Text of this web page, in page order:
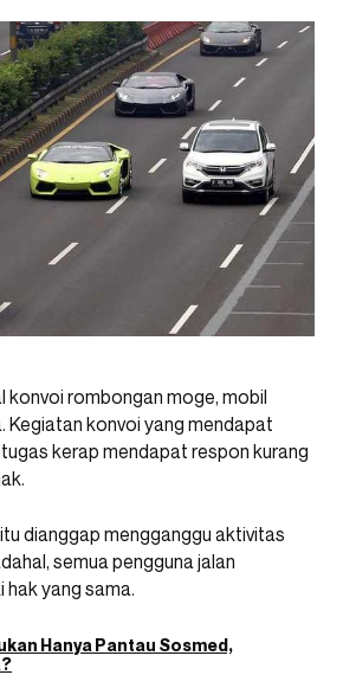
konvoi rombongan moge, mobil
Kegiatan konvoi yang mendapat
kerap mendapat respon kurang
dianggap mengganggu aktivitas
semua pengguna jalan
hak yang sama.
Hanya Pantau Sosmed,